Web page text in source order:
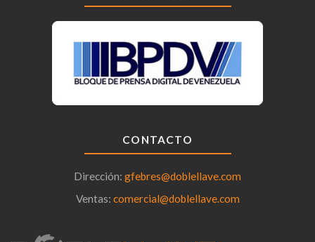
CONTACTO
Dirección: gfebres@doblellave.com
Ventas: comercial@doblellave.com